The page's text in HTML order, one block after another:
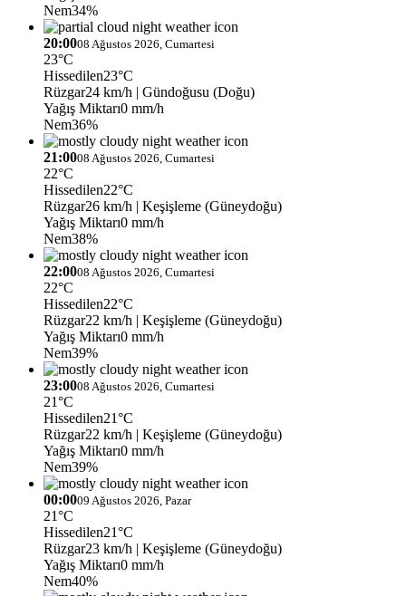
Nem34%
20:0008 Ağustos 2026, Cumartesi
23°C
Hissedilen23°C
Rüzgar24 km/h | Gündoğusu (Doğu)
Yağış Miktarı0 mm/h
Nem36%
21:0008 Ağustos 2026, Cumartesi
22°C
Hissedilen22°C
Rüzgar26 km/h | Keşişleme (Güneydoğu)
Yağış Miktarı0 mm/h
Nem38%
22:0008 Ağustos 2026, Cumartesi
22°C
Hissedilen22°C
Rüzgar22 km/h | Keşişleme (Güneydoğu)
Yağış Miktarı0 mm/h
Nem39%
23:0008 Ağustos 2026, Cumartesi
21°C
Hissedilen21°C
Rüzgar22 km/h | Keşişleme (Güneydoğu)
Yağış Miktarı0 mm/h
Nem39%
00:0009 Ağustos 2026, Pazar
21°C
Hissedilen21°C
Rüzgar23 km/h | Keşişleme (Güneydoğu)
Yağış Miktarı0 mm/h
Nem40%